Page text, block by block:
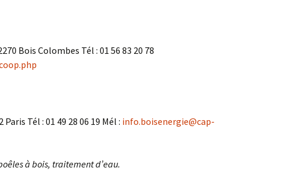
Bois Colombes Tél : 01 56 83 20 78
Tél : 01 49 28 06 19 Mél : info.boisenergie@cap-
à bois, traitement d’eau.